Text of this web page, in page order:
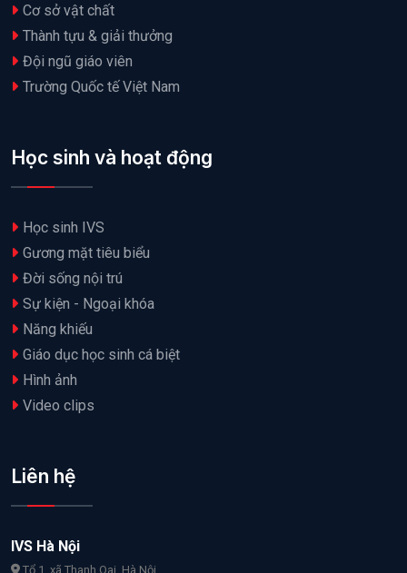
Cơ sở vật chất
Thành tựu & giải thưởng
Đội ngũ giáo viên
Trường Quốc tế Việt Nam
Học sinh và hoạt động
Học sinh IVS
Gương mặt tiêu biểu
Đời sống nội trú
Sự kiện - Ngoại khóa
Năng khiếu
Giáo dục học sinh cá biệt
Hình ảnh
Video clips
Liên hệ
IVS Hà Nội
Tổ 1, xã Thanh Oai, Hà Nội